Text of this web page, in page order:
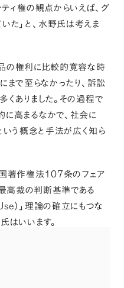
ティ権の観点からいえば、 グ
た 」 と 、 水野氏は考えま
の権利に比較的寛容な時
まで至らなかったり 、 訴訟
くありました。 その過程で
に高まるなかで、 社会に
いう概念と手法が広く知ら
著作権法 107 条のフェア
高裁の判断基準である
）」 理論の確立にもつな
はいいます。